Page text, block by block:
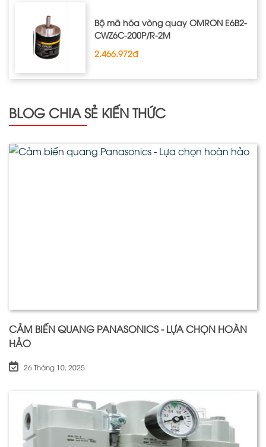
Bộ mã hóa vòng quay OMRON E6B2‐
CWZ6C‐200P/R‐2M
2.466.972đ
BLOG CHIA SẺ KIẾN THỨC
CẢM BIẾN QUANG PANASONICS - LỰA CHỌN HOÀN
HẢO
26 Tháng 10, 2025